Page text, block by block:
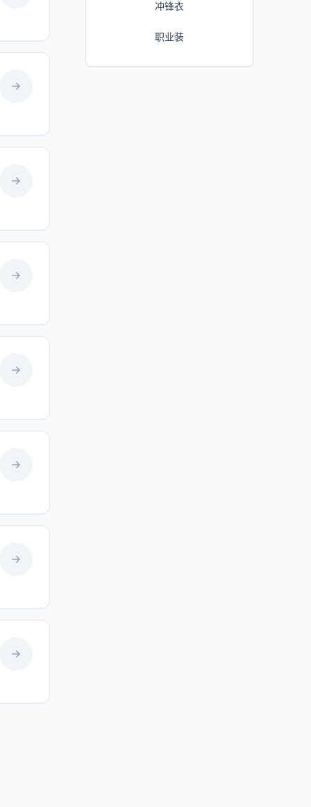
冲锋衣
职业装